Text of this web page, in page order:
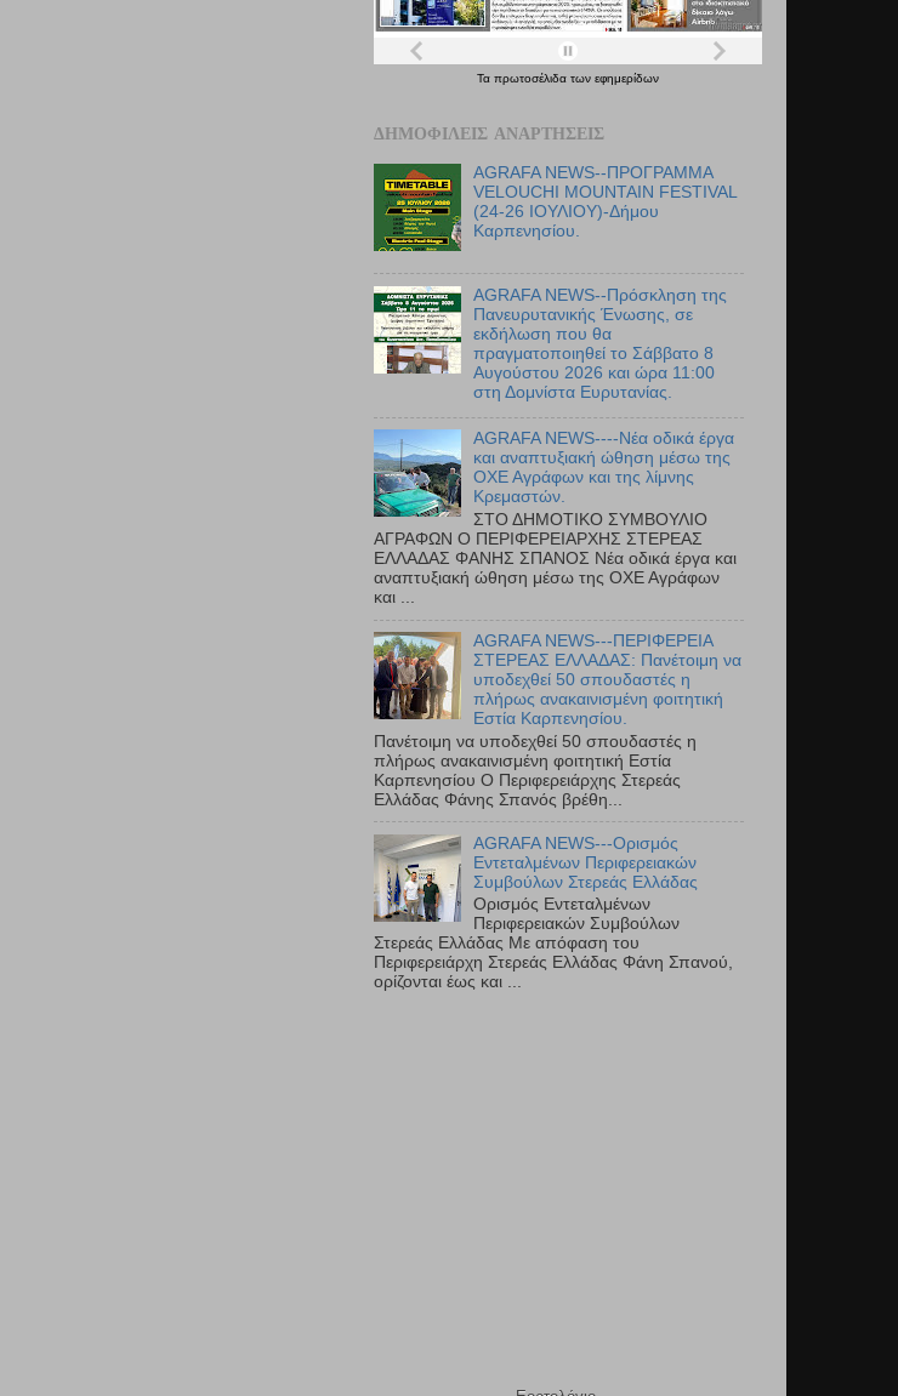
Τα πρωτοσέλιδα των εφημερίδων
ΔΗΜΟΦΙΛΕΊΣ ΑΝΑΡΤΉΣΕΙΣ
AGRAFA NEWS--ΠΡΟΓΡΑΜΜΑ
VELOUCHI MOUNTAIN FESTIVAL
(24-26 ΙΟΥΛΙΟΥ)-Δήμου
Καρπενησίου.
AGRAFA NEWS--Πρόσκληση της
Πανευρυτανικής Ένωσης, σε
εκδήλωση που θα
πραγματοποιηθεί το Σάββατο 8
Αυγούστου 2026 και ώρα 11:00
στη Δομνίστα Ευρυτανίας.
AGRAFA NEWS----Νέα οδικά έργα
και αναπτυξιακή ώθηση μέσω της
ΟΧΕ Αγράφων και της λίμνης
Κρεμαστών.
ΣΤΟ ΔΗΜΟΤΙΚΟ ΣΥΜΒΟΥΛΙΟ
ΑΓΡΑΦΩΝ Ο ΠΕΡΙΦΕΡΕΙΑΡΧΗΣ ΣΤΕΡΕΑΣ
ΕΛΛΑΔΑΣ ΦΑΝΗΣ ΣΠΑΝΟΣ Νέα οδικά έργα και
αναπτυξιακή ώθηση μέσω της ΟΧΕ Αγράφων
και ...
AGRAFA NEWS---ΠΕΡΙΦΕΡΕΙΑ
ΣΤΕΡΕΑΣ ΕΛΛΑΔΑΣ: Πανέτοιμη να
υποδεχθεί 50 σπουδαστές η
πλήρως ανακαινισμένη φοιτητική
Εστία Καρπενησίου.
Πανέτοιμη να υποδεχθεί 50 σπουδαστές η
πλήρως ανακαινισμένη φοιτητική Εστία
Καρπενησίου Ο Περιφερειάρχης Στερεάς
Ελλάδας Φάνης Σπανός βρέθη...
AGRAFA NEWS---Ορισμός
Εντεταλμένων Περιφερειακών
Συμβούλων Στερεάς Ελλάδας
Ορισμός Εντεταλμένων
Περιφερειακών Συμβούλων
Στερεάς Ελλάδας Με απόφαση του
Περιφερειάρχη Στερεάς Ελλάδας Φάνη Σπανού,
ορίζονται έως και ...